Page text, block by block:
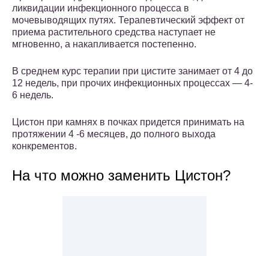
ликвидации инфекционного процесса в
мочевыводящих путях. Терапевтический эффект от
приема растительного средства наступает не
мгновенно, а накапливается постепенно.
В среднем курс терапии при цистите занимает от 4 до
12 недель, при прочих инфекционных процессах — 4-
6 недель.
Цистон при камнях в почках придется принимать на
протяжении 4 -6 месяцев, до полного выхода
конкрементов.
На что можно заменить Цистон?